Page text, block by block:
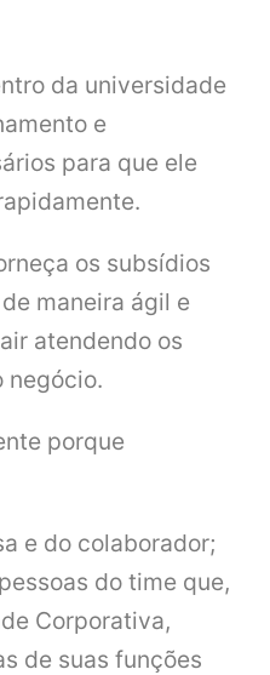
da universidade
e
para que ele
os subsídios
maneira ágil e
atendendo os
negócio.
porque
e do colaborador;
do time que,
Corporativa,
de suas funções